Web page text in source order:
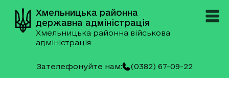
Хмельницька районна
державна адміністрація
Хмельницька районна військова
адміністрація
Зателефонуйте нам: (0382) 67-09-22